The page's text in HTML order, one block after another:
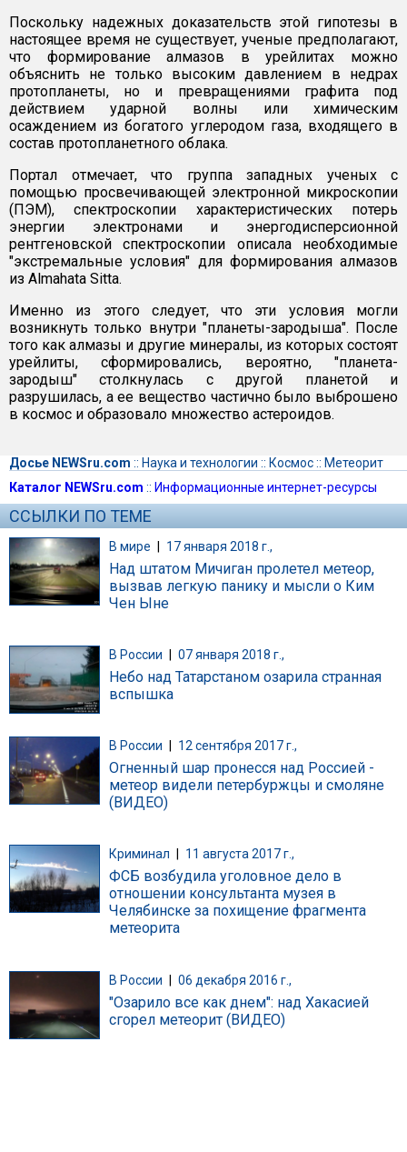
Поскольку надежных доказательств этой гипотезы в
настоящее время не существует, ученые предполагают,
что формирование алмазов в урейлитах можно
объяснить не только высоким давлением в недрах
протопланеты, но и превращениями графита под
действием ударной волны или химическим
осаждением из богатого углеродом газа, входящего в
состав протопланетного облака.
Портал отмечает, что группа западных ученых с
помощью просвечивающей электронной микроскопии
(ПЭМ), спектроскопии характеристических потерь
энергии электронами и энергодисперсионной
рентгеновской спектроскопии описала необходимые
"экстремальные условия" для формирования алмазов
из Almahata Sitta.
Именно из этого следует, что эти условия могли
возникнуть только внутри "планеты-зародыша". После
того как алмазы и другие минералы, из которых состоят
урейлиты, сформировались, вероятно, "планета-
зародыш" столкнулась с другой планетой и
разрушилась, а ее вещество частично было выброшено
в космос и образовало множество астероидов.
Досье NEWSru.com :: Наука и технологии :: Космос:: Метеорит
Каталог NEWSru.com :: Информационные интернет-ресурсы
ССЫЛКИ ПО ТЕМЕ
В мире | 17 января 2018 г.,
Над штатом Мичиган пролетел метеор,
вызвав легкую панику и мысли о Ким
Чен Ыне
В России 07 января 2018 г.,
Небо над Татарстаном озарила странная
вспышка
В России 12 сентября 2017 г.,
Огненный шар пронесся над Россией -
метеор видели петербуржцы и смоляне
(ВИДЕО)
Криминал 11 августа 2017 г.,
ФСБ возбудила уголовное дело в
отношении консультанта музея в
Челябинске за похищение фрагмента
метеорита
В России | 06 декабря 2016 г.,
"Озарило все как днем": над Хакасией
сгорел метеорит (ВИДЕО)